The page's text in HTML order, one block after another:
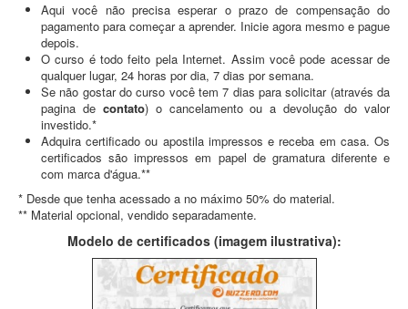
Aqui você não precisa esperar o prazo de compensação do
pagamento para começar a aprender. Inicie agora mesmo e pague
depois.
O curso é todo feito pela Internet. Assim você pode acessar de
qualquer lugar, 24 horas por dia, 7 dias por semana.
Se não gostar do curso você tem 7 dias para solicitar (através da
pagina de contato) o cancelamento ou a devolução do valor
investido.*
Adquira certificado ou apostila impressos e receba em casa. Os
certificados são impressos em papel de gramatura diferente e
com marca d'água.**
* Desde que tenha acessado a no máximo 50% do material.
** Material opcional, vendido separadamente.
Modelo de certificados (imagem ilustrativa):